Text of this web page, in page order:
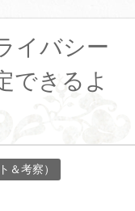
イバシー
できるよ
＆考察）